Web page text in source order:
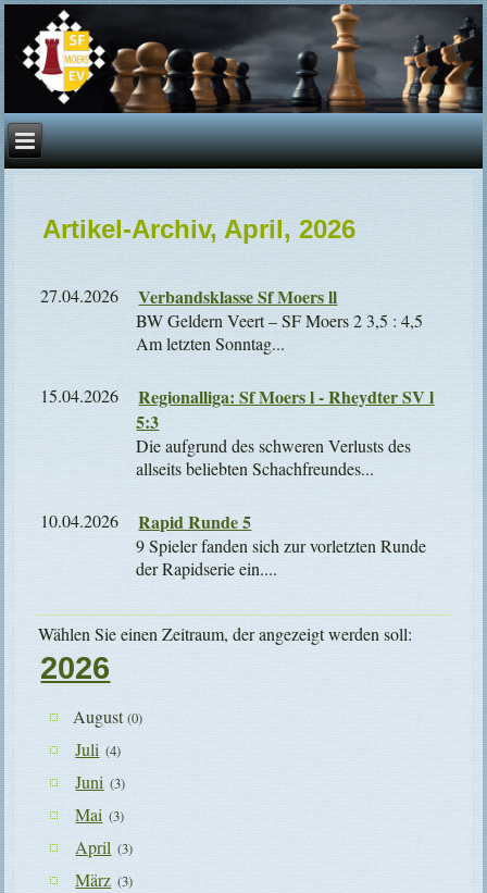
Artikel-Archiv, April, 2026
27.04.2026 Verbandsklasse Sf Moers ll
BW Geldern Veert – SF Moers 2 3,5 : 4,5
Am letzten Sonntag...
15.04.2026
Regionalliga: Sf Moers l - Rheydter SV l
5:3
Die aufgrund des schweren Verlusts des
allseits beliebten Schachfreundes...
10.04.2026 Rapid Runde 5
9 Spieler fanden sich zur vorletzten Runde
der Rapidserie ein....
Wählen Sie einen Zeitraum, der angezeigt werden soll:
2026
August(0)
Juli (4)
Juni (3)
Mai (3)
April (3)
März (3)